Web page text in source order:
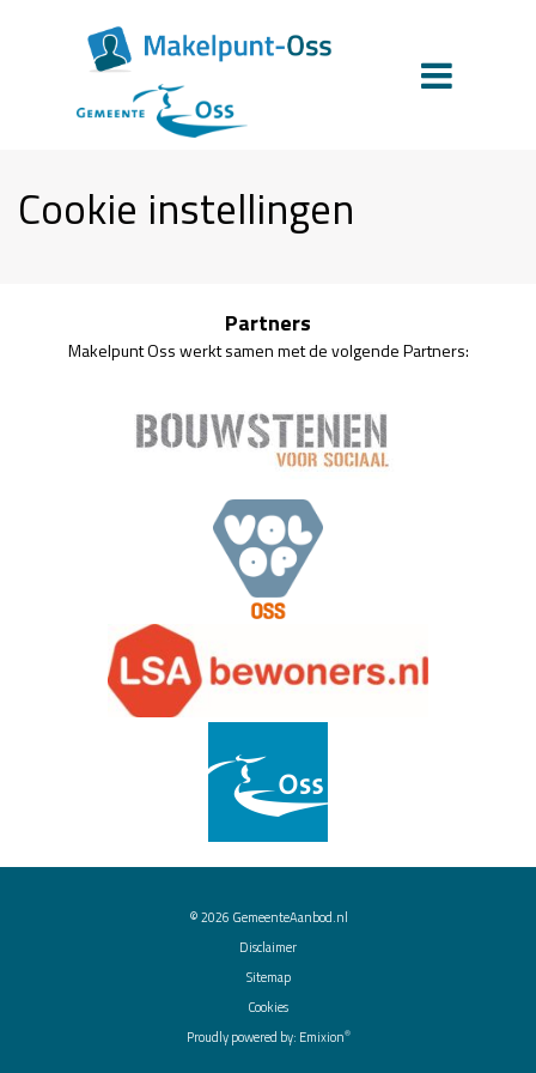
Cookie instellingen
Partners
Makelpunt Oss werkt samen met de volgende Partners:
© 2026 GemeenteAanbod.nl
Disclaimer
Sitemap
Cookies
Proudly powered by: Emixion®